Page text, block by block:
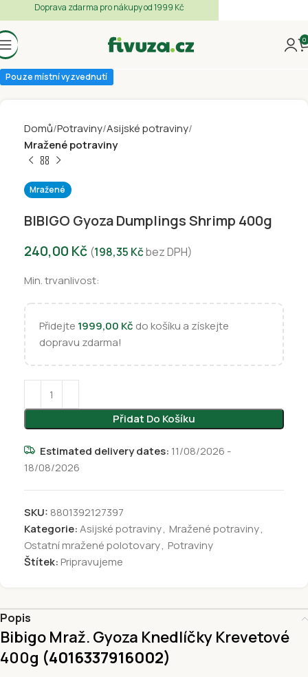
0
Pouze místní vyzvednutí
Domů Potraviny Asijské potraviny
Mražené potraviny
Mražené
BIBIGO Gyoza Dumplings Shrimp 400g
240,00 Kč (198,35 Kčbez DPH)
Min. trvanlivost:
Přidejte 1999,00 Kč do košíku a získejte
dopravu zdarma!
Přidat Do Košíku
Estimated delivery dates: 11/08/2026 -
18/08/2026
SKU: 8801392127397
Kategorie:Asijské potraviny, Mražené potraviny,
Ostatní mražené polotovary, Potraviny
Štítek:Pripravujeme
Popis
Bibigo Mraž. Gyoza Knedlíčky Krevetové
400g (4016337916002)
Doprava zdarma pro nákupy od 1999 Kč